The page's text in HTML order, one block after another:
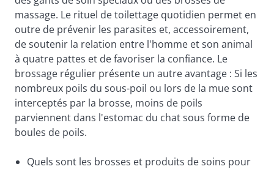
massage. Le rituel de toilettage quotidien permet en
outre de prévenir les parasites et, accessoirement,
de soutenir la relation entre l'homme et son animal
à quatre pattes et de favoriser la confiance. Le
brossage régulier présente un autre avantage : Si les
nombreux poils du sous-poil ou lors de la mue sont
interceptés par la brosse, moins de poils
parviennent dans l'estomac du chat sous forme de
boules de poils.
Quels sont les brosses et produits de soins pour